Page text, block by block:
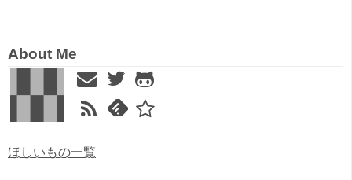
About Me
ほしいもの一覧